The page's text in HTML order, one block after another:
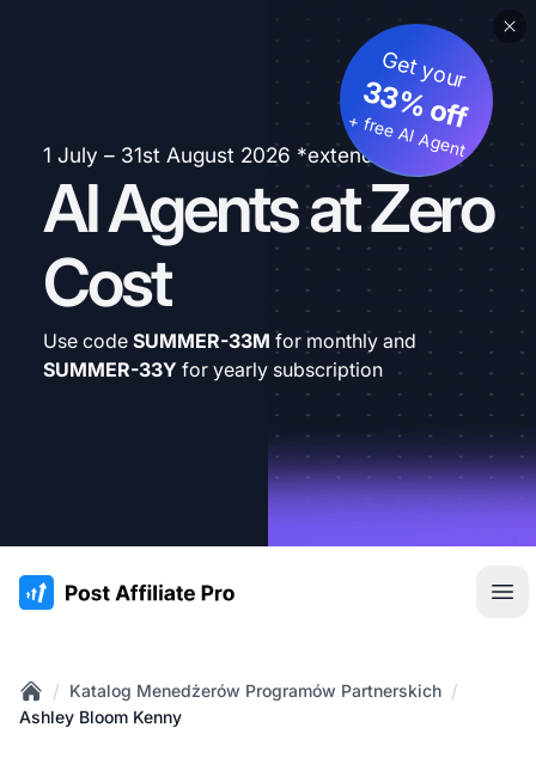
1 July – 31st August 2026 *extended
AI Agents at Zero
Cost
Get your
33% off
+ free AI Agent
Use code SUMMER-33M for monthly and
SUMMER-33Y for yearly subscription
:site.title
Home
/ Katalog Menedżerów Programów Partnerskich /
Ashley Bloom Kenny